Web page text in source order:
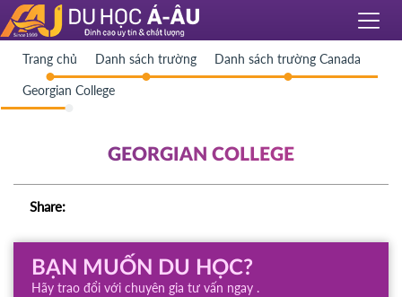
Trang chủ Danh sách trường Danh sách trường Canada
Georgian College
GEORGIAN COLLEGE
Share:
BẠN MUỐN DU HỌC?
Hãy trao đổi với chuyên gia tư vấn ngay .